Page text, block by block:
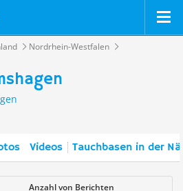
Nordrhein-Westfalen
Videos Tauchbasen in der
Anzahl von Berichten